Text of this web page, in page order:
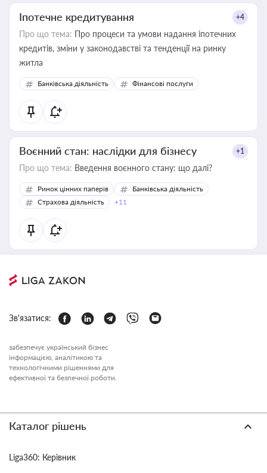
Іпотечне кредитування +4
Про що тема: Про процеси та умови надання іпотечних
кредитів, зміни у законодавстві та тенденції на ринку
житла
Банківська діяльність Фінансові послуги
Воєнний стан: наслідки для бізнесу +1
Про що тема: Введення воєнного стану: що далі?
Ринок цінних паперів
Банківська діяльність
Страхова діяльність
+11
Зв'язатися:
забезпечує український бізнес
інформацією, аналітикою та
технологічними рішеннями для
ефективної та безпечної роботи.
Каталог рішень
Liga360: Керівник